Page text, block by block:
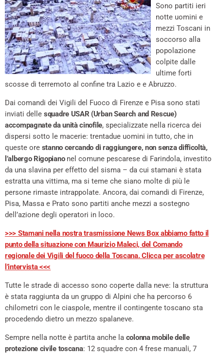
Sono partiti ieri
notte uomini e
mezzi Toscani in
soccorso alla
popolazione
colpite dalle
ultime forti
scosse di terremoto al confine tra Lazio e e Abruzzo.
Dai comandi dei Vigili del Fuoco di Firenze e Pisa sono stati
inviati delle squadre USAR (Urban Search and Rescue)
accompagnate da unità cinofile, specializzate nella ricerca dei
dispersi sotto le macerie: trentadue uomini in tutto, che in
queste ore stanno cercando di raggiungere, non senza difficoltà,
l’albergo Rigopianonel comune pescarese di Farindola, investito
da una slavina per effetto del sisma – da cui stamani è stata
estratta una vittima, ma si teme che siano molte di più le
persone rimaste intrappolate. Ancora, dai comandi di Firenze,
Pisa, Massa e Prato sono partiti anche mezzi a sostegno
dell’azione degli operatori in loco.
>>> Stamani nella nostra trasmissione News Box abbiamo fatto il
punto della situazione con Maurizio Maleci, del Comando
regionale dei Vigili del fuoco della Toscana. Clicca per ascolatre
l’intervista <<<
Tutte le strade di accesso sono coperte dalla neve: la struttura
è stata raggiunta da un gruppo di Alpini che ha percorso 6
chilometri con le ciaspole, mentre il contingente toscano sta
procedendo dietro un mezzo spalaneve.
Sempre nella notte è partita anche la colonna mobile delle
protezione civile toscana: 12 squadre con 4 frese manuali, 7